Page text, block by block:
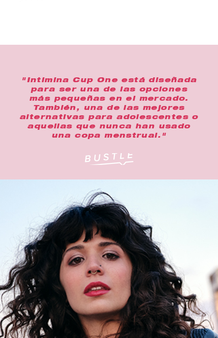
"Intimina Cup One está diseñada
para ser una de las opciones
más pequeñas en el mercado.
También, una de las mejores
alternativas para adolescentes o
aquellas que nunca han usado
una copa menstrual."